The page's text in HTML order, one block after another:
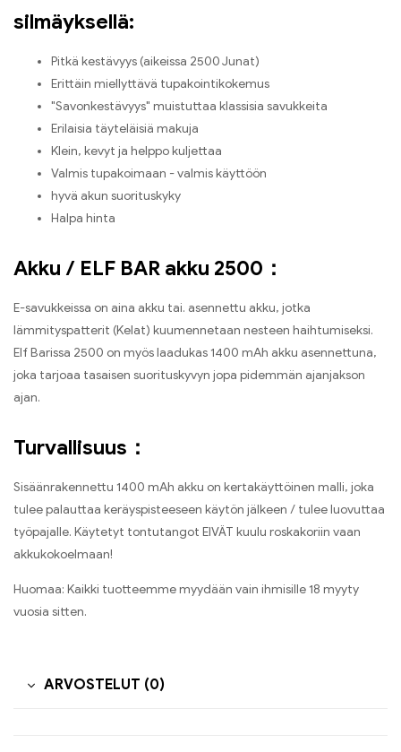
silmäyksellä:
Pitkä kestävyys (aikeissa 2500 Junat)
Erittäin miellyttävä tupakointikokemus
"Savonkestävyys" muistuttaa klassisia savukkeita
Erilaisia ​​täyteläisiä makuja
Klein, kevyt ja helppo kuljettaa
Valmis tupakoimaan - valmis käyttöön
hyvä akun suorituskyky
Halpa hinta
Akku / ELF BAR akku 2500：
E-savukkeissa on aina akku tai. asennettu akku, jotka
lämmityspatterit (Kelat) kuumennetaan nesteen haihtumiseksi.
Elf Barissa 2500 on myös laadukas 1400 mAh akku asennettuna,
joka tarjoaa tasaisen suorituskyvyn jopa pidemmän ajanjakson
ajan.
Turvallisuus：
Sisäänrakennettu 1400 mAh akku on kertakäyttöinen malli, joka
tulee palauttaa keräyspisteeseen käytön jälkeen / tulee luovuttaa
työpajalle. Käytetyt tontutangot EIVÄT kuulu roskakoriin vaan
akkukokoelmaan!
Huomaa: Kaikki tuotteemme myydään vain ihmisille 18 myyty
vuosia sitten.
ARVOSTELUT (0)